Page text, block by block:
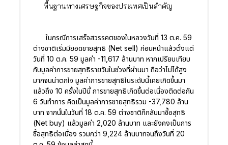
พื้นฐานทางเศรษฐกิจของประเทศเป็นสำคัญ
ในกรณีการเสร็จสวรรคตของในหลวงวันที่ 13 ต.ค. 59
ต่างชาติเริ่มมียอดขายสุทธิ (Net sell) ก่อนหน้าแล้วตั้งแต่
วันที่ 10 ต.ค. 59 มูลค่า -11,617 ล้านบาท หากเปรียบเทียบ
กับมูลค่าการขายสุทธิรายวันในช่วงที่ผ่านมา ถือว่าไม่ได้สูง
มากจนน่าตกใจ มูลค่าการขายสุทธิในระดับนี้เคยเกิดขึ้นมา
แล้วถึง 10 ครั้งในปีนี้ การขายสุทธิเกิดขึ้นต่อเนื่องติดต่อกัน
6 วันทำการ คิดเป็นมูลค่าการขายสุทธิรวม -37,780 ล้าน
บาท จากนั้นในวันที่ 18 ต.ค. 59 ต่างชาติก็กลับมาซื้อสุทธิ
(Net buy) แล้วมูลค่า 2,020 ล้านบาท และยังคงเป็นการ
ซื้อสุทธิต่อเนื่อง รวมกว่า 9,224 ล้านบาทจนถึงวันที่ 20